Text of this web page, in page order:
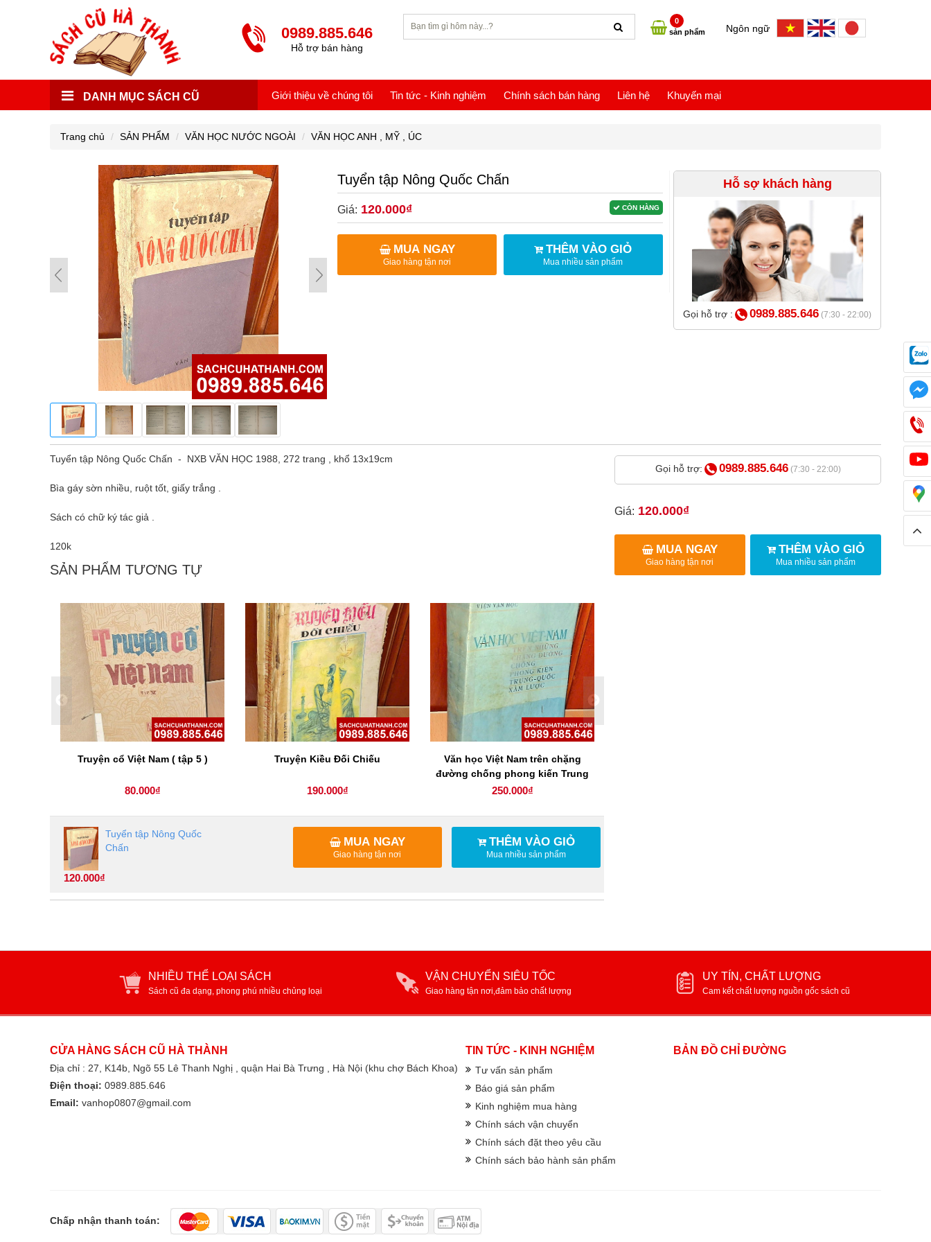
0989.885.646
Hỗ trợ bán hàng
0
sản phẩm
Ngôn ngữ
DANH MỤC SÁCH CŨ Giới thiệu về chúng tôi Tin tức - Kinh nghiệm Chính sách bán hàng Liên hệ Khuyến mại
Trang chủ SẢN PHẨM VĂN HỌC NƯỚC NGOÀI VĂN HỌC ANH , MỸ , ÚC
Tuyển tập Nông Quốc Chấn
CÒN HÀNG
Giá: 120.000₫
MUA NGAY
Giao hàng tận nơi
THÊM VÀO GIỎ
Mua nhiều sản phẩm
Hỗ sợ khách hàng
Gọi hỗ trợ : 0989.885.646 (7:30 - 22:00)
Tuyển tập Nông Quốc Chấn - NXB VĂN HỌC 1988, 272 trang , khổ 13x19cm
Bìa gáy sờn nhiều, ruột tốt, giấy trắng .
Sách có chữ ký tác giả .
120k
SẢN PHẨM TƯƠNG TỰ
Truyện cổ Việt Nam ( tập 5 )
80.000₫
Truyện Kiều Đối Chiếu
190.000₫
Văn học Việt Nam trên chặng
đường chống phong kiến Trung
Quốc xâm lược
250.000₫
Tuyển tập Nông Quốc
Chấn
120.000₫
THÊM VÀO GIỎ
Mua nhiều sản phẩm
MUA NGAY
Giao hàng tận nơi
Gọi hỗ trợ: 0989.885.646 (7:30 - 22:00)
Giá: 120.000₫
MUA NGAY
Giao hàng tận nơi
THÊM VÀO GIỎ
Mua nhiều sản phẩm
NHIỀU THỂ LOẠI SÁCH
Sách cũ đa dạng, phong phú nhiều chủng loại
VẬN CHUYỂN SIÊU TỐC
Giao hàng tận nơi,đảm bảo chất lượng
UY TÍN, CHẤT LƯỢNG
Cam kết chất lượng nguồn gốc sách cũ
CỬA HÀNG SÁCH CŨ HÀ THÀNH
Địa chỉ : 27, K14b, Ngõ 55 Lê Thanh Nghị , quận Hai Bà Trưng , Hà Nội (khu chợ Bách Khoa)
Điện thoại: 0989.885.646
Email: vanhop0807@gmail.com
TIN TỨC - KINH NGHIỆM
Tư vấn sản phẩm
Báo giá sản phẩm
Kinh nghiệm mua hàng
Chính sách vận chuyển
Chính sách đặt theo yêu cầu
Chính sách bảo hành sản phẩm
BẢN ĐỒ CHỈ ĐƯỜNG
Chấp nhận thanh toán: